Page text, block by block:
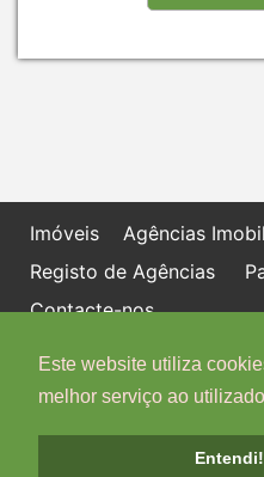
Este website utiliza
melhor serviço ao
Entendi!
Imóveis
Agências
Registo de Agências
Contacte-nos
Política de proteção de dados
Livro de Reclamações online
Centro de Informação, Mediação e
Algarve - Edifício Ninho de
Telefone: 289 823